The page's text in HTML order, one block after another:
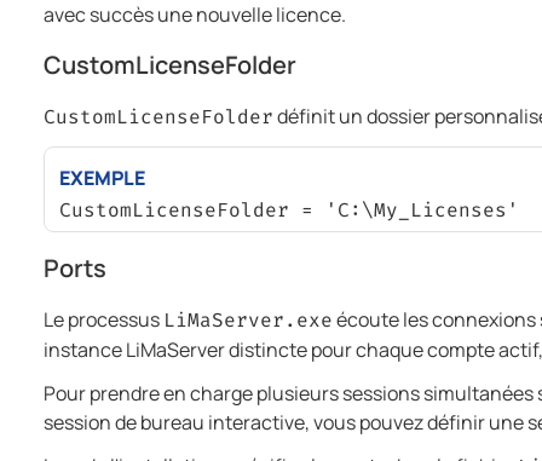
avec succès une nouvelle licence.
CustomLicenseFolder
CustomLicenseFolderdéfinit un dossier
EXEMPLE
CustomLicenseFolder = 'C:\My_Licenses'
Ports
Le processus LiMaServer.exeécoute les
instance LiMaServer distincte pour chaque compte
Pour prendre en charge plusieurs sessions
session de bureau interactive, vous pouvez définir une